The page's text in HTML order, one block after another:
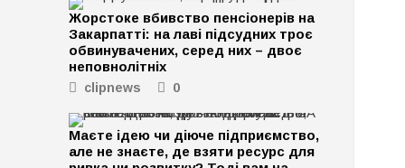
Жорстоке вбивство пенсіонерів на
Закарпатті: на лаві підсудних троє
обвинувачених, серед них – двоє
неповнолітніх
clipnews 0
Маєте ідею чи діюче підприємство,
але не знаєте, де взяти ресурс для